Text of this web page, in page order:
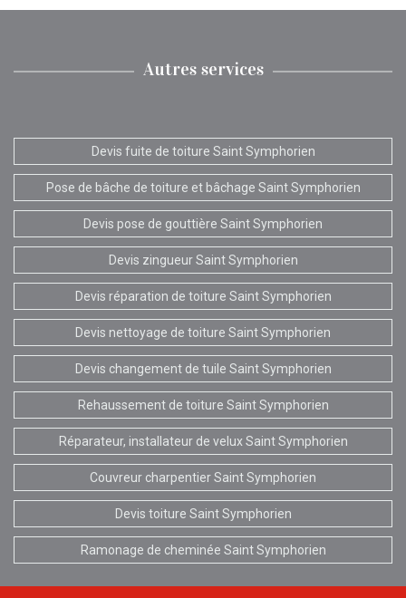
Autres services
Devis fuite de toiture Saint Symphorien
Pose de bâche de toiture et bâchage Saint Symphorien
Devis pose de gouttière Saint Symphorien
Devis zingueur Saint Symphorien
Devis réparation de toiture Saint Symphorien
Devis nettoyage de toiture Saint Symphorien
Devis changement de tuile Saint Symphorien
Rehaussement de toiture Saint Symphorien
Réparateur, installateur de velux Saint Symphorien
Couvreur charpentier Saint Symphorien
Devis toiture Saint Symphorien
Ramonage de cheminée Saint Symphorien